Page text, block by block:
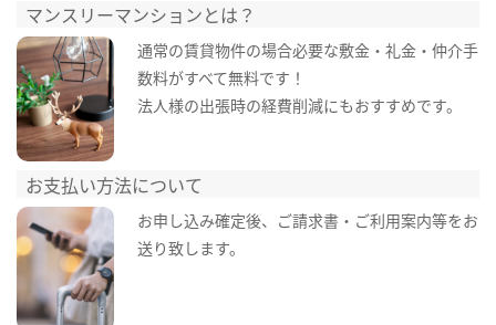
マンスリーマンションとは？
通常の賃貸物件の場合必要な敷金・礼金・仲介手
数料がすべて無料です！
法人様の出張時の経費削減にもおすすめです。
お支払い方法について
お申し込み確定後、ご請求書・ご利用案内等をお
送り致します。